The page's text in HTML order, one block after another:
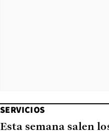
SERVICIOS
Esta semana salen